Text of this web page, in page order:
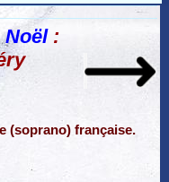
Noël:
(soprano) française.